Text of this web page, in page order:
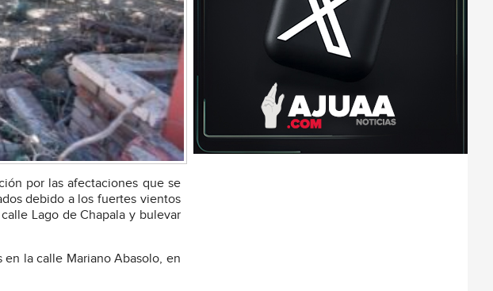
por las afectaciones que se
debido a los fuertes vientos
Lago de Chapala y bulevar
la calle Mariano Abasolo, en